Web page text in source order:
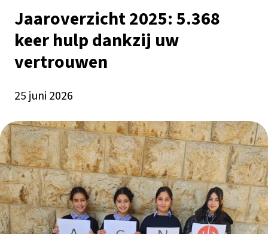
Jaaroverzicht 2025: 5.368
keer hulp dankzij uw
vertrouwen
25 juni 2026